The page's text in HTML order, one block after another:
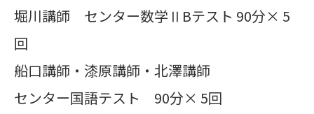
堀川講師 センター数学ⅡBテスト 90分× 5
回
船口講師・漆原講師・北澤講師
センター国語テスト 90分× 5回